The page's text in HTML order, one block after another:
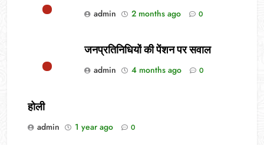
admin
2 months ago 0
जनप्रतिनिधियों की पेंशन पर सवाल
admin
4 months ago 0
होली
admin
1 year ago 0